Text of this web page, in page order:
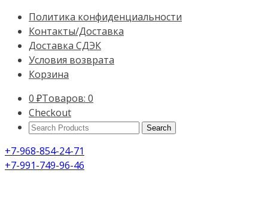
Политика конфиденциальности
Контакты/Доставка
Доставка СДЭК
Условия возврата
Корзина
0 ₽Товаров: 0
Checkout
Search
+7-968-854-24-71
+7-991-749-96-46